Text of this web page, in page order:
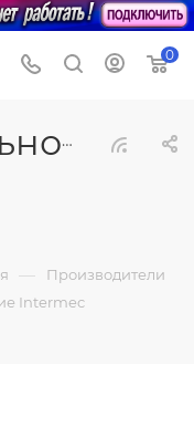
0
— Производители
Intermec